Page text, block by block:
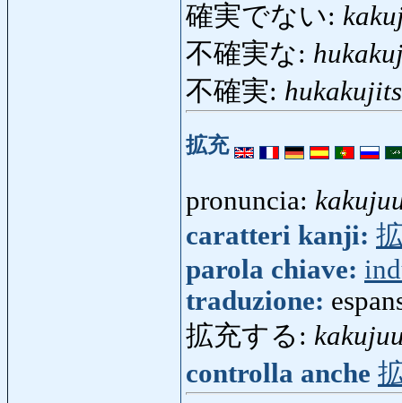
確実でない:
不確実な:
不確実:
拡充
pronuncia:
caratteri kanji:
parola chiave:
traduzione:
拡充する:
controlla anche